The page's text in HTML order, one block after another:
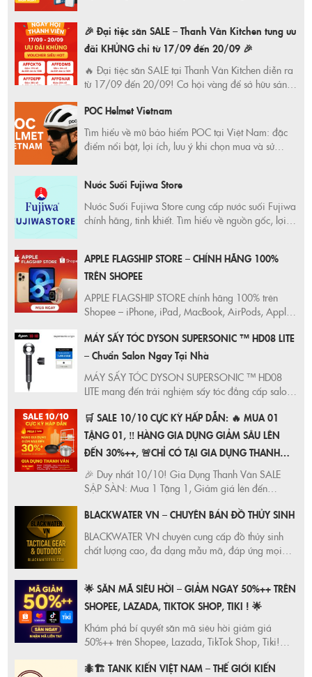
ngay hôm nay!
🎉 Đại tiệc săn SALE – Thanh Vân Kitchen tung ưu
đãi KHỦNG chỉ từ 17/09 đến 20/09 🎉
🔥 Đại tiệc săn SALE tại Thanh Vân Kitchen diễn ra
từ 17/09 đến 20/09! Cơ hội vàng để sở hữu sản
lỡ! Mua sắm thông minh ngay hôm nay!
POC Helmet Vietnam
Tìm hiểu về mũ bảo hiểm POC tại Việt Nam: đặc
điểm nổi bật, lợi ích, lưu ý khi chọn mua và sử
Nước Suối Fujiwa Store
Nước Suối Fujiwa Store cung cấp nước suối Fujiwa
chính hãng, tinh khiết. Tìm hiểu về nguồn gốc, lợi
APPLE FLAGSHIP STORE – CHÍNH HÃNG 100%
TRÊN SHOPEE
APPLE FLAGSHIP STORE chính hãng 100% trên
Shopee – iPhone, iPad, MacBook, AirPods, Apple
hành toàn cầu, deal sốc mỗi tháng!
MÁY SẤY TÓC DYSON SUPERSONIC ™ HD08 LITE
– Chuẩn Salon Ngay Tại Nhà
MÁY SẤY TÓC DYSON SUPERSONIC ™ HD08
LITE mang đến trải nghiệm sấy tóc đẳng cấp salon
minh, bảo vệ tóc mềm mượt và tạo kiểu linh hoạt.
Ưu đãi cực hot tại Shopee, Lazada chính hãng.
🛒 SALE 10/10 CỰC KỲ HẤP DẪN: 🔥 MUA 01
TẶNG 01, ‼️ HÀNG GIA DỤNG GIẢM SÂU LÊN
ĐẾN 30%++, 🚨CHỈ CÓ TẠI GIA DỤNG THANH
VÂN,
🎉 Duy nhất 10/10! Gia Dụng Thanh Vân SALE
SẬP SÀN: Mua 1 Tặng 1, Giảm giá lên đến
lượng, giá tốt nhất thị trường. Xem ngay!
BLACKWATER VN – CHUYÊN BÁN ĐỒ THỦY SINH
BLACKWATER VN chuyên cung cấp đồ thủy sinh
chất lượng cao, đa dạng mẫu mã, đáp ứng mọi
trường.
🌟 SĂN MÃ SIÊU HỜI – GIẢM NGAY 50%++ TRÊN
SHOPEE, LAZADA, TIKTOK SHOP, TIKI ! 🌟
Khám phá bí quyết săn mã siêu hời giảm giá
50%++ trên Shopee, Lazada, TikTok Shop, Tiki!
tối đa với các chương trình khuyến mãi hấp dẫn.
🐜🏗️ TANK KIẾN VIỆT NAM – THẾ GIỚI KIẾN